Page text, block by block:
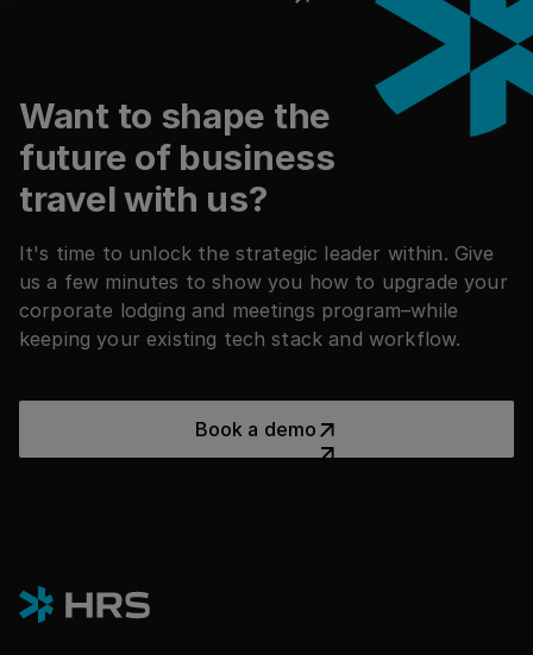
Want to shape the
future of business
travel with us?
It's time to unlock the strategic leader within. Give
us a few minutes to show you how to upgrade your
corporate lodging and meetings program–while
keeping your existing tech stack and workflow.
Book a demo